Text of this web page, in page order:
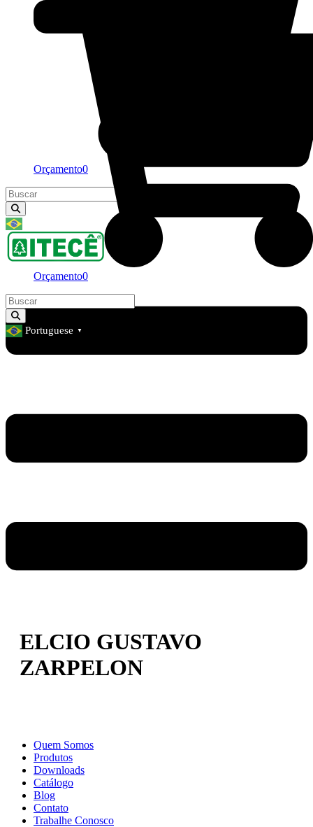
Orçamento0
Orçamento0
Portuguese ▼
ELCIO GUSTAVO
ZARPELON
Quem Somos
Produtos
Downloads
Catálogo
Blog
Contato
Trabalhe Conosco